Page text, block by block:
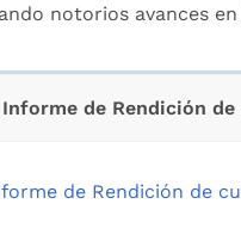
notorios avances
Informe de Rendición
de Rendición de